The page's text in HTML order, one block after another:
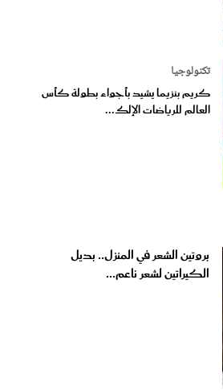
تكنولوجيا
كريم بنزيما يشيد بأجواء بطولة كأس
العالم للرياضات الإلك...
بروتين الشعر في المنزل.. بديل
الكيراتين لشعر ناعم...